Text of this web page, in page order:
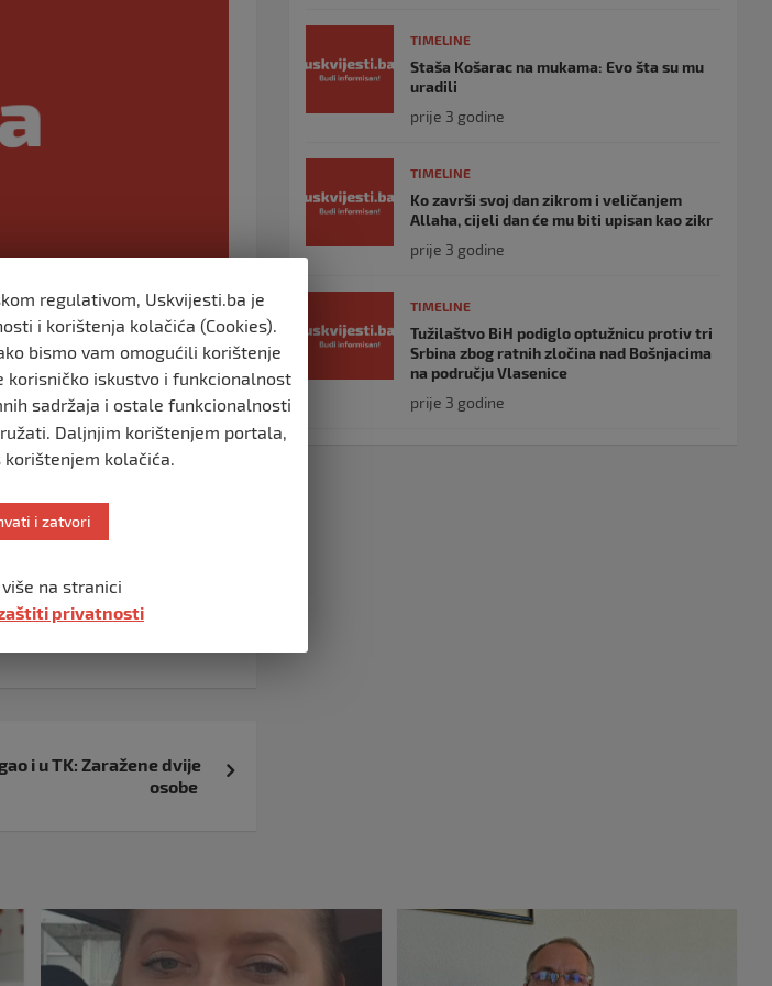
Drago Martinović,
iz Širokog Brijega.
i u TK: Zaražene dvije
osobe
TIMELINE
Staša Košarac na mukama: Evo šta su mu
uradili
prije 3 godine
TIMELINE
Ko završi svoj dan zikrom i veličanjem
Allaha, cijeli dan će mu biti upisan kao zikr
prije 3 godine
TIMELINE
Tužilaštvo BiH podiglo optužnicu protiv tri
Srbina zbog ratnih zločina nad Bošnjacima
na području Vlasenice
prije 3 godine
regulativom, Uskvijesti.ba je
i korištenja kolačića (Cookies).
bismo vam omogućili korištenje
korisničko iskustvo i funkcionalnost
sadržaja i ostale funkcionalnosti
Daljnjim korištenjem portala,
kolačića.
i zatvori
više na stranici
privatnosti